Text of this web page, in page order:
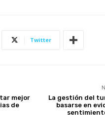
Twitter
mejor
de
La gestión del
basarse en